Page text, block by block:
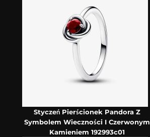
Styczeń Pierścionek Pandora Z
Symbolem Wieczności I Czerwonym
Kamieniem 192993c01